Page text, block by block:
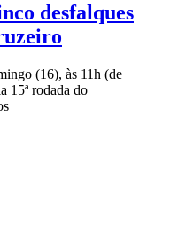
desfalques
(16), às 11h (de
15ª rodada do